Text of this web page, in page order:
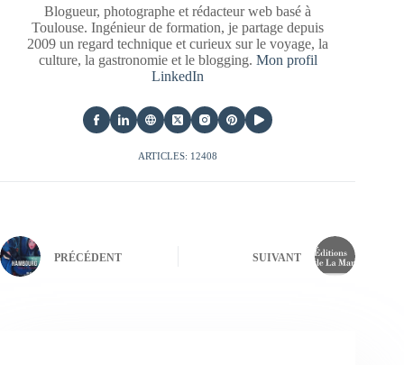
Blogueur, photographe et rédacteur web basé à
Toulouse. Ingénieur de formation, je partage depuis
2009 un regard technique et curieux sur le voyage, la
culture, la gastronomie et le blogging. Mon profil
LinkedIn
ARTICLES: 12408
PRÉCÉDENT SUIVANT